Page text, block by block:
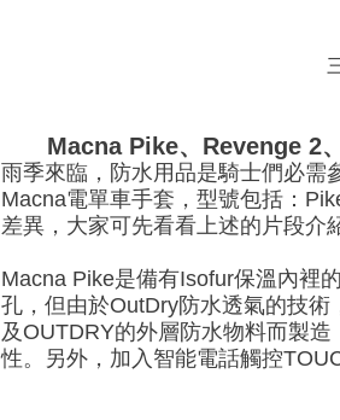
Macna Pike、Revenge 2
雨季來臨，防水用品是騎士們必需
Macna電單車手套，型號包括：
差異，大家可先看看上述的片段介
Macna Pike是備有Isofur保溫內裡
孔，但由於OutDry防水透氣的技
及OUTDRY的外層防水物料而製
性。另外，加入智能電話觸控